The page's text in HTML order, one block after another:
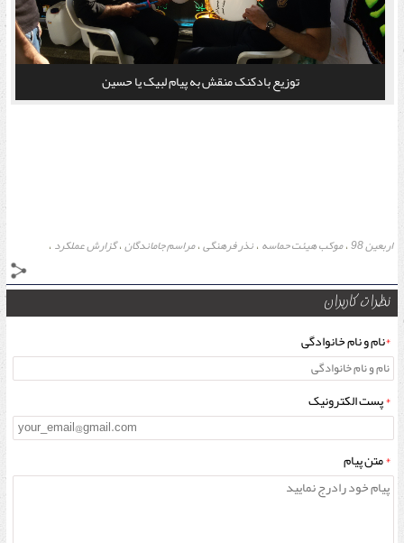
توزیع بادکنک منقش به پیام لبیک یا حسین
اربعین 98 ،موکب هیئت حماسه ،نذر فرهنگی،مراسم جاماندگان،گزارش عملکرد ،
نظرات کاربران
*نام و نام خانوادگی
*پست الکترونیک
*متن پیام